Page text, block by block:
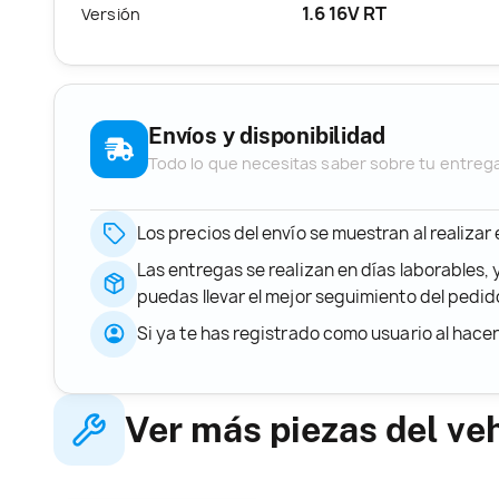
Versión 1.6 16V RT
Envíos y disponibilidad
Todo lo que necesitas saber sobre tu
Los precios del envío se muestran al
Las entregas se realizan en días
puedas llevar el mejor seguimiento del
Si ya te has registrado como usuario al
Ver más piezas del